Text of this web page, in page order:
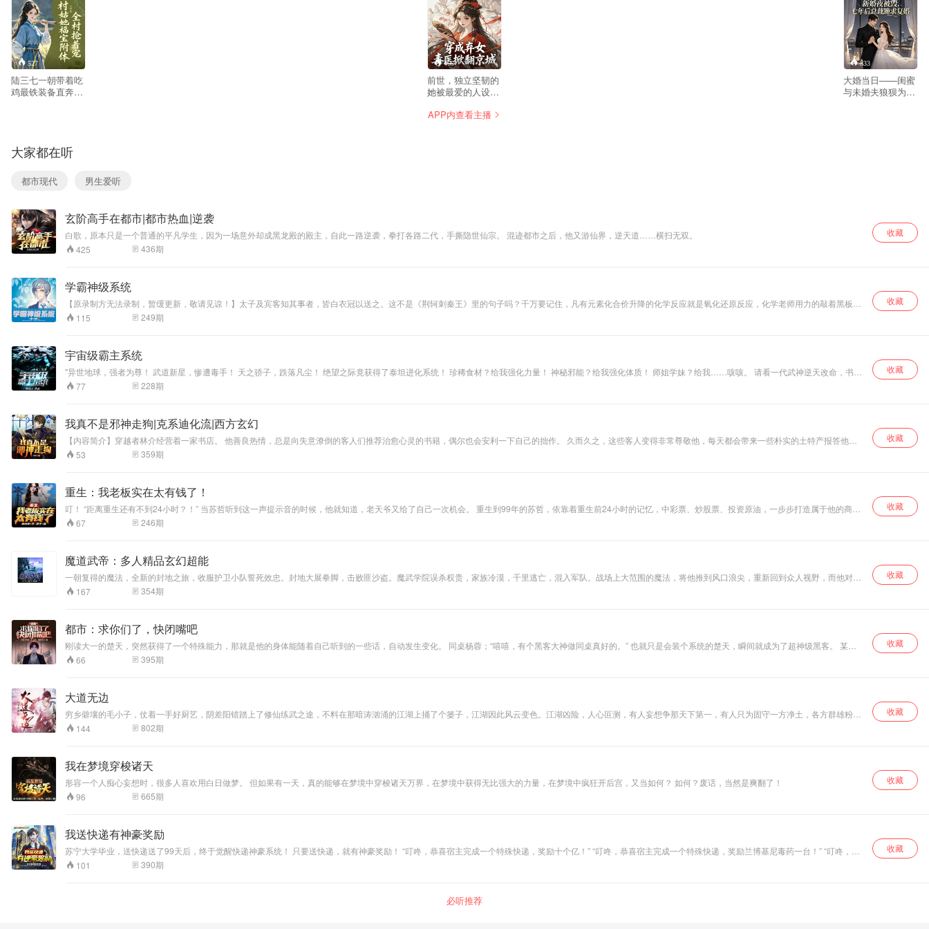
527
陆三七一朝带着吃
鸡最铁装备直奔田
的二傻子好给她儿
子换亲？还说为她
好？新世纪女汉子
能忍？嫁？呵呵，
地雷，笑意盈盈面
对大娘。风太大，
你能再说一遍不？
一时心善捡了个病
鬼，没想到这病鬼
霸占她？陆三七：
我看你是没挨过
揍！赵鸣川：女
人，寡人忍你很久
了！陆三七觉得把
鹅……
465
前世，独立坚韧的
她被最爱的人设计
父母，心灰意冷下
徒景，她那颗坚如
钢铁的心开始慢慢
勾着嗜血又好看的
333
大婚当日——闺蜜
与未婚夫狼狈为奸
了。”男人勾起她的
下巴，眼底火热一
片，“落落，你以为
APP内查看主播
大家都在听
都市现代 男生爱听
玄阶高手在都市|都市热血|逆袭
白歌，原本只是一个普通的平凡学生，因为一场意外却成黑龙殿的殿主，自此一路逆袭，拳打各路二代，手撕隐世仙宗。 混迹都市之后，他又游仙界，逆天道……横扫无双。
425
436期
收藏
学霸神级系统
【原录制方无法录制，暂缓更新，敬请见谅！】太子及宾客知其事者，皆白衣冠以送之。这不是《荆轲刺秦王》里的句子吗？千万要记住，凡有元素化合价升降的化学反应就是氧化还原反应，化学老师用力的敲着黑板，
这可是高考必考的知识点。再强调一遍，f(-x)=-f(x)是奇函数，千万别当成偶函数给混淆了，数学老师恨铁不成钢的说道。要知道，他可是有过十年以上的教学经验。底子这么差的学生，他还是头一次见到。谁的青春不曾
有过一个想要当学霸的梦想呢？ 作者：只剩下烟雨；播者：书豪、空语
115 249期
收藏
宇宙级霸主系统
"异世地球，强者为尊！ 武道新星，惨遭毒手！ 天之骄子，跌落凡尘！ 绝望之际竟获得了泰坦进化系统！ 珍稀食材？给我强化力量！ 神秘邪能？给我强化体质！ 师姐学妹？给我……咳咳。 请看一代武神逆天改命，书写
属于自己的不败神话！"
77 228期
收藏
我真不是邪神走狗|克系迪化流|西方玄幻
【内容简介】穿越者林介经营着一家书店。 他善良热情，总是向失意潦倒的客人们推荐治愈心灵的书籍，偶尔也会安利一下自己的拙作。 久而久之，这些客人变得非常尊敬他，每天都会带来一些朴实的土特产报答他，
向他请教推荐书目，并且向周边人也诉说着这个普通书店老板的事迹。 他们尊敬而亲切地称呼他为—— “邪神的鬣狗”、“血肉福音书的传播者”、“尸食教典仪的撰写者”、“群星的牧羊人”。 “？？？”
53 359期
收藏
重生：我老板实在太有钱了！
叮！ “距离重生还有不到24小时？！” 当苏哲听到这一声提示音的时候，他就知道，老天爷又给了自己一次机会。 重生到99年的苏哲，依靠着重生前24小时的记忆，中彩票、炒股票、投资原油，一步步打造属于他的商业
航空母舰。 “我这个人对钱没什么概念，就是说我根本不知道自己有多少钱，说实话，我之前想存钱买架航空母舰，1秒……2秒……好了，存够了！”——苏哲。
67 246期
收藏
魔道武帝：多人精品玄幻超能
一朝复得的魔法，全新的封地之旅，收服护卫小队誓死效忠。封地大展拳脚，击败匪沙盗。魔武学院误杀权贵，家族冷漠，千里逃亡，混入军队。战场上大范围的魔法，将他推到风口浪尖，重新回到众人视野，而他对家
族的仇恨并未消减，他对整个大陆充满着疑惑，他是否会建立全新体制，是否会颠覆整个家族......带你进入和斗罗不一样的魔法大陆场面恢弘大气，故事紧凑环环相扣，带你进入和斗罗不一样的魔法大陆
167 354期
收藏
都市：求你们了，快闭嘴吧
刚读大一的楚天，突然获得了一个特殊能力，那就是他的身体能随着自己听到的一些话，自动发生变化。 同桌杨蓉；“嘻嘻，有个黑客大神做同桌真好的。” 也就只是会装个系统的楚天，瞬间就成为了超神级黑客。 某不
66 395期
收藏
大道无边
穷乡僻壤的毛小子，仗着一手好厨艺，阴差阳错踏上了修仙练武之途，不料在那暗涛汹涌的江湖上捅了个篓子，江湖因此风云变色。江湖凶险，人心叵测，有人妄想争那天下第一，有人只为固守一方净土，各方群雄粉墨
登场，共谱一场江湖传奇.......
144 802期
收藏
我在梦境穿梭诸天
形容一个人痴心妄想时，很多人喜欢用白日做梦。 但如果有一天，真的能够在梦境中穿梭诸天万界，在梦境中获得无比强大的力量，在梦境中疯狂开后宫，又当如何？ 如何？废话，当然是爽翻了！
96
665期
收藏
我送快递有神豪奖励
苏宁大学毕业，送快递送了99天后，终于觉醒快递神豪系统！ 只要送快递，就有神豪奖励！ “叮咚，恭喜宿主完成一个特殊快递，奖励十个亿！” “叮咚，恭喜宿主完成一个特殊快递，奖励兰博基尼毒药一台！” “叮咚，恭
喜宿主完成一个特殊快递，奖励三星米其林餐厅。” “叮咚，恭喜宿主完成一个特殊快递，奖励十栋房。” “叮咚，恭喜宿主完成一个特殊快递，奖励企鹅集团30%股份。”……… 某次记者采访。 记者：“苏先生您好，怎么才
可以像您一样成为千亿富翁。” 苏宁：“这个简单，少赚9000个亿。” 全体记者石化，在风中凌乱。
101 390期
收藏
必听推荐